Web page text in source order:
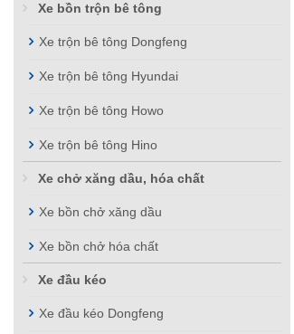
Xe bồn trộn bê tông
Xe trộn bê tông Dongfeng
Xe trộn bê tông Hyundai
Xe trộn bê tông Howo
Xe trộn bê tông Hino
Xe chở xăng dầu, hóa chất
Xe bồn chở xăng dầu
Xe bồn chở hóa chất
Xe đầu kéo
Xe đầu kéo Dongfeng